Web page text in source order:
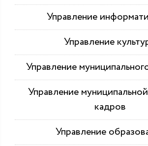
Управление
Управление
Управление
Управление
кадров
Управление